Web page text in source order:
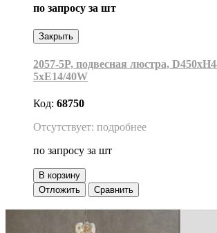
по запросу за шт
Закрыть
2057-5P, подвесная люстра,
5xE14/40W
Код: 68750
Отсутствует: подробнее
по запросу за шт
В корзину
Отложить
Сравнить